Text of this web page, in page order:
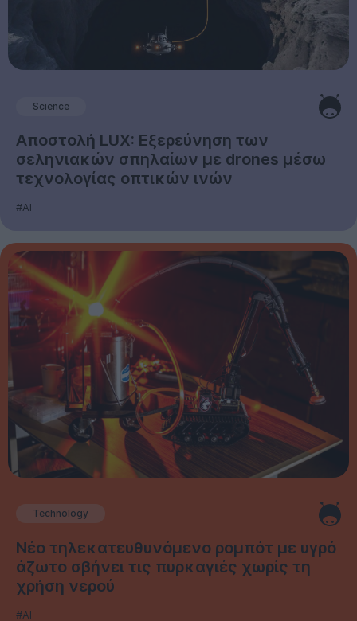
Science
Αποστολή LUX: Εξερεύνηση των
σεληνιακών σπηλαίων με drones μέσω
τεχνολογίας οπτικών ινών
#AI
Technology
Νέο τηλεκατευθυνόμενο ρομπότ με υγρό
άζωτο σβήνει τις πυρκαγιές χωρίς τη
χρήση νερού
#AI